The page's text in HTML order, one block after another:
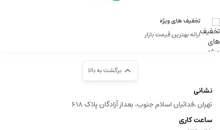
تخفیف های ویژه
ارائه بهترین قیمت بازار
برگشت به بالا
نشانی
تهران ،فدائیان اسلام جنوب، بعداز آزادگان پلاک 618
ساعت کاری